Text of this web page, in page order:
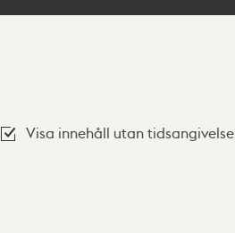
Visa innehåll utan tidsangivelse